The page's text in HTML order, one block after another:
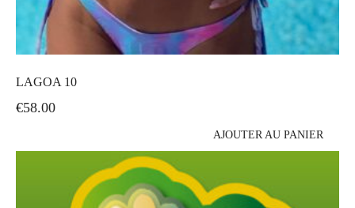
LAGOA 10
€58.00
AJOUTER AU PANIER